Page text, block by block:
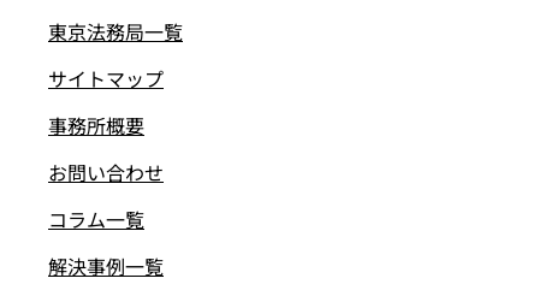
東京法務局一覧
サイトマップ
事務所概要
お問い合わせ
コラム一覧
解決事例一覧